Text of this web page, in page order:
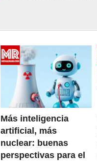
Más inteligencia
artificial, más
nuclear: buenas
perspectivas para el